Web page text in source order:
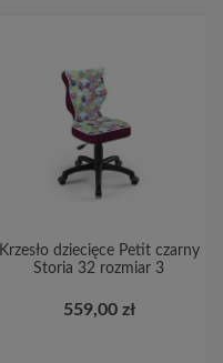
Krzesło dziecięce Petit czarny
Storia 32 rozmiar 3
559,00 zł